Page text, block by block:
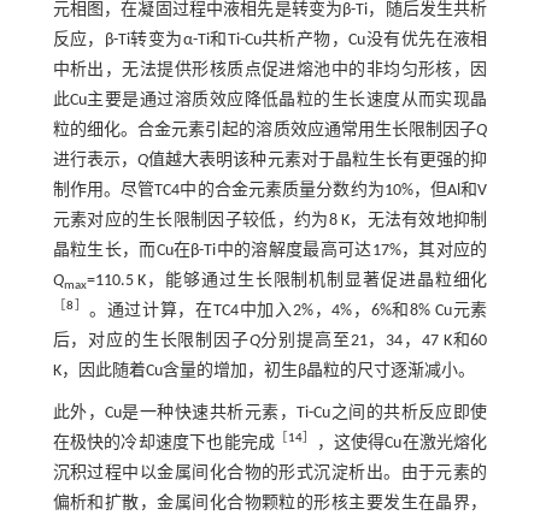
元相图，在凝固过程中液相先是转变为β-Ti，随后发生共析
反应，β-Ti转变为α-Ti和Ti-Cu共析产物，Cu没有优先在液相
中析出，无法提供形核质点促进熔池中的非均匀形核，因
此Cu主要是通过溶质效应降低晶粒的生长速度从而实现晶
粒的细化。合金元素引起的溶质效应通常用生长限制因子Q
进行表示， Q值越大表明该种元素对于晶粒生长有更强的抑
制作用。尽管TC4中的合金元素质量分数约为10%，但Al和V
元素对应的生长限制因子较低，约为8 K，无法有效地抑制
晶粒生长，而Cu在β-Ti中的溶解度最高可达17%，其对应的
Qmax=110.5 K，能够通过生长限制机制显著促进晶粒细化
［8
。通过计算，在TC4中加入2%，4%，6%和8% Cu元素
后，对应的生长限制因子Q分别提高至21，34，47 K和60
K，因此随着Cu含量的增加，初生β晶粒的尺寸逐渐减小。
此外，Cu是一种快速共析元素，Ti-Cu之间的共析反应即使
在极快的冷却速度下也能完成
14
，这使得Cu在激光熔化
沉积过程中以金属间化合物的形式沉淀析出。由于元素的
偏析和扩散，金属间化合物颗粒的形核主要发生在晶界，